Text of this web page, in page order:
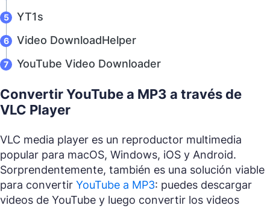
YT1s
Video DownloadHelper
YouTube Video Downloader
Convertir YouTube a MP3 a través de
VLC Player
VLC media player es un reproductor multimedia
popular para macOS, Windows, iOS y Android.
Sorprendentemente, también es una solución viable
para convertir YouTube a MP3: puedes descargar
videos de YouTube y luego convertir los videos